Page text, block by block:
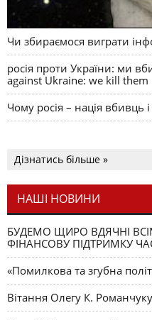
Чи збираємося виграти
росія проти України: ми
against Ukraine: we kill
Чому росія – нація вбивць і
Дізнатись більше »
НАШІ НОВИНИ
БУДЕМО ЩИРО ВДЯЧНІ
ФІНАНСОВУ ПІДТРИМКУ
«Помилкова та згубна
Вітання Олегу К.